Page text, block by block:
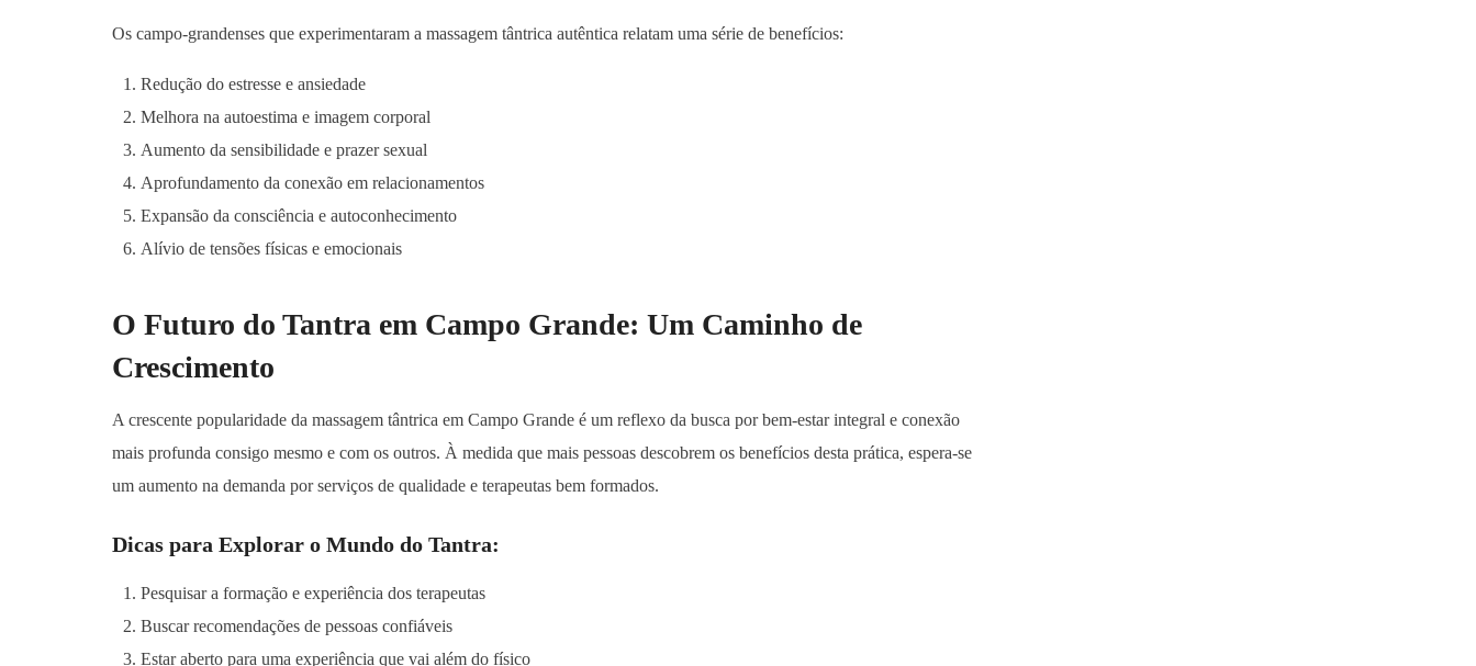
Os campo-grandenses que experimentaram a massagem tântrica autêntica relatam uma série de benefícios:
Redução do estresse e ansiedade
Melhora na autoestima e imagem corporal
Aumento da sensibilidade e prazer sexual
Aprofundamento da conexão em relacionamentos
Expansão da consciência e autoconhecimento
Alívio de tensões físicas e emocionais
O Futuro do Tantra em Campo Grande: Um Caminho de
Crescimento
A crescente popularidade da massagem tântrica em Campo Grande é um reflexo da busca por bem-estar integral e conexão
mais profunda consigo mesmo e com os outros. À medida que mais pessoas descobrem os benefícios desta prática, espera-se
um aumento na demanda por serviços de qualidade e terapeutas bem formados.
Dicas para Explorar o Mundo do Tantra:
Pesquisar a formação e experiência dos terapeutas
Buscar recomendações de pessoas confiáveis
Estar aberto para uma experiência que vai além do físico